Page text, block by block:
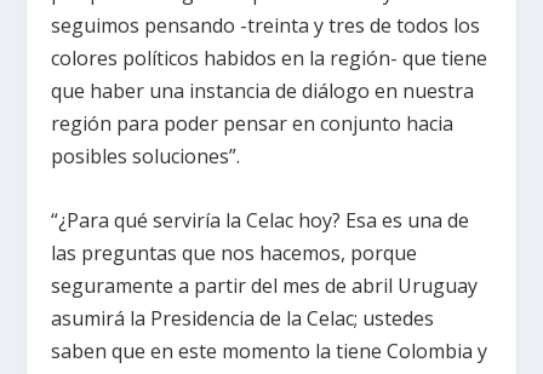
seguimos pensando -treinta y tres de todos los
colores políticos habidos en la región- que tiene
que haber una instancia de diálogo en nuestra
región para poder pensar en conjunto hacia
posibles soluciones”.
“¿Para qué serviría la Celac hoy? Esa es una de
las preguntas que nos hacemos, porque
seguramente a partir del mes de abril Uruguay
asumirá la Presidencia de la Celac; ustedes
saben que en este momento la tiene Colombia y